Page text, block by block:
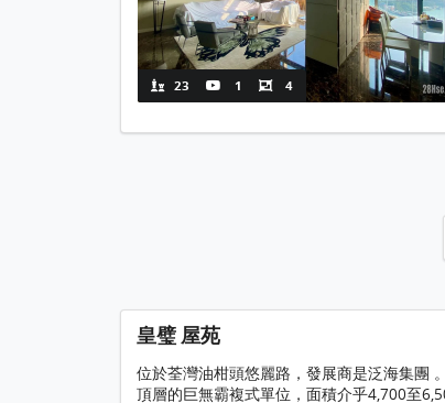
23 1 4
皇璧 屋苑
位於荃灣油柑頭悠麗路，發展商是泛海集團
頂層的巨無霸複式單位，面積介乎4,700至